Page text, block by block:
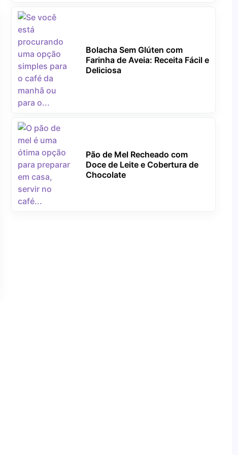
Bolacha Sem Glúten com
Farinha de Aveia: Receita Fácil e
Deliciosa
Pão de Mel Recheado com
Doce de Leite e Cobertura de
Chocolate